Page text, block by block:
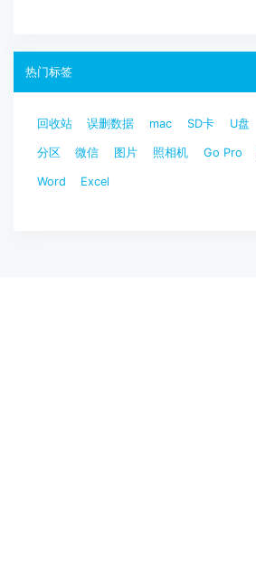
热门标签
回收站 误删数据 mac SD卡 U盘
分区 微信 图片 照相机 Go Pro
Word Excel